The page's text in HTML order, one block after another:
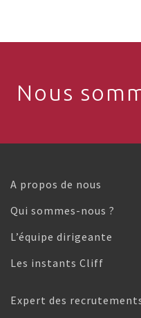
Nous
A propos de nous
Qui sommes-nous ?
L’équipe dirigeante
Les instants Cliff
Expert des